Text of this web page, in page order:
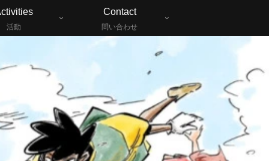
活動
Contact
問い合わせ